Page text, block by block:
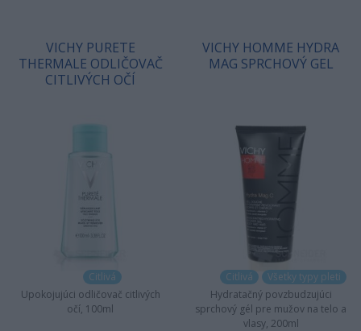
VICHY PURETE
THERMALE ODLIČOVAČ
CITLIVÝCH OČÍ
Citlivá
Upokojujúci odličovač citlivých
očí, 100ml
VICHY HOMME HYDRA
MAG SPRCHOVÝ GEL
Citlivá
Všetky typy pleti
Hydratačný povzbudzujúci
sprchový gél pre mužov na telo a
vlasy, 200ml